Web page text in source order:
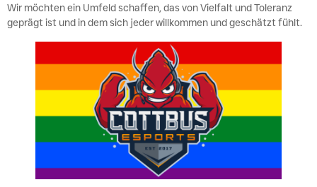
Wir möchten ein Umfeld schaffen, das von Vielfalt und Toleranz
geprägt ist und in dem sich jeder willkommen und geschätzt fühlt.